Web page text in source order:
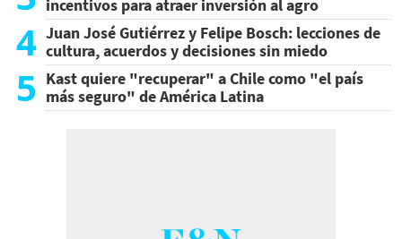
incentivos para atraer inversión al agro
4 Juan José Gutiérrez y Felipe Bosch: lecciones de
cultura, acuerdos y decisiones sin miedo
5 Kast quiere "recuperar" a Chile como "el país
más seguro" de América Latina